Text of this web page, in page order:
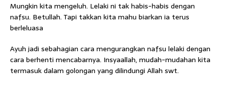
Mungkin kita mengeluh. Lelaki ni tak habis-habis dengan
nafsu. Betullah. Tapi takkan kita mahu biarkan ia terus
berleluasa
Ayuh jadi sebahagian cara mengurangkan nafsu lelaki dengan
cara berhenti mencabarnya. Insyaallah, mudah-mudahan kita
termasuk dalam golongan yang dilindungi Allah swt.